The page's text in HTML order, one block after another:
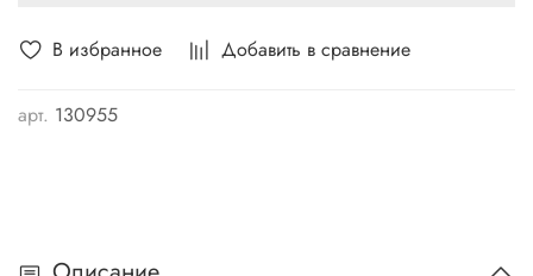
В избранное Добавить в сравнение
арт. 130955